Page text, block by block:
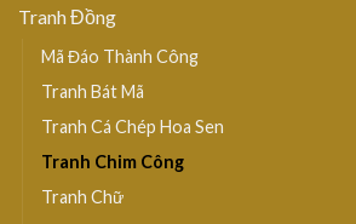
Tranh Đồng
Mã Đáo Thành Công
Tranh Bát Mã
Tranh Cá Chép Hoa Sen
Tranh Chim Công
Tranh Chữ